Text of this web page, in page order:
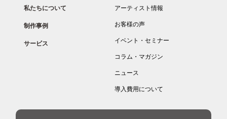
私たちについて
制作事例
サービス
アーティスト情報
お客様の声
イベント・セミナー
コラム・マガジン
ニュース
導入費用について